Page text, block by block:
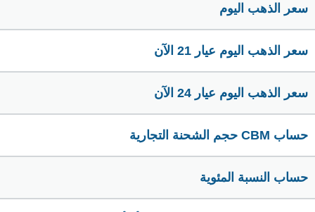
سعر الذهب اليوم
سعر الذهب اليوم عيار 21 الآن
سعر الذهب اليوم عيار 24 الآن
حساب CBM حجم الشحنة التجارية
حساب النسبة المئوية